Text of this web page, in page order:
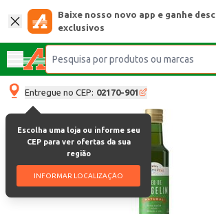
Baixe nosso novo app e ganhe
exclusivos
Entregue no CEP: 02170-901
Escolha uma loja ou informe seu
CEP para ver ofertas da sua
região
INFORMAR LOCALIZAÇÃO